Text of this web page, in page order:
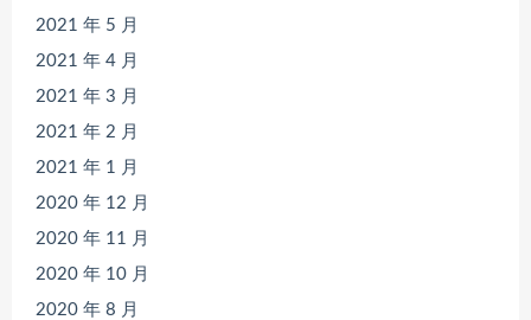
2021 年 5 月
2021 年 4 月
2021 年 3 月
2021 年 2 月
2021 年 1 月
2020 年 12 月
2020 年 11 月
2020 年 10 月
2020 年 8 月